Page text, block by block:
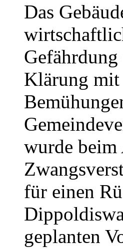
Das
Klärung mit
wurde beim
für einen
geplanten